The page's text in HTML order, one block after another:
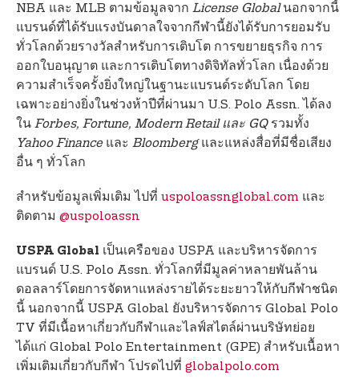
NBA และ MLB ตามข้อมูลจาก License Globalนอกจากนี้
แบรนด์ที่ได้รับแรงบันดาลใจจากกีฬานี้ยังได้รับการยอมรับ
ทั่วโลกด้วยรางวัลสําหรับการเติบโต การขยายธุรกิจ การ
ออกใบอนุญาต และการเติบโตทางดิจิทัลทั่วโลก เนื่องด้วย
ความสําเร็จครั้งยิ่งใหญ่ในฐานะแบรนด์ระดับโลก โดย
เฉพาะอย่างยิ่งในช่วงห้าปีที่ผ่านมา U.S. Polo Assn. ได้ลง
ใน Forbes, Fortune, Modern Retail และ GQรวมทั้ง
Yahoo Financeและ Bloombergและแหล่งสื่อที่มีชื่อเสียง
อื่น ๆ ทั่วโลก
สำหรับข้อมูลเพิ่มเติม ไปที่ uspoloassnglobal.com และ
ติดตาม @uspoloassn
USPA Global เป็นเครือของ USPA และบริหารจัดการ
แบรนด์ U.S. Polo Assn. ทั่วโลกที่มีมูลค่าหลายพันล้าน
ดอลลาร์โดยการจัดหาแหล่งรายได้ระยะยาวให้กับกีฬาชนิด
นี้ นอกจากนี้ USPA Global ยังบริหารจัดการ Global Polo
TV ที่มีเนื้อหาเกี่ยวกับกีฬาและไลฟ์สไตล์ผ่านบริษัทย่อย
ได้แก่ Global Polo Entertainment (GPE) สําหรับเนื้อหา
เพิ่มเติมเกี่ยวกับกีฬา โปรดไปที่ globalpolo.com